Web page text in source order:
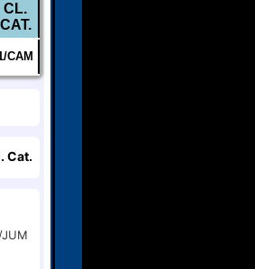
CL.
CAT.
CAM
Cat.